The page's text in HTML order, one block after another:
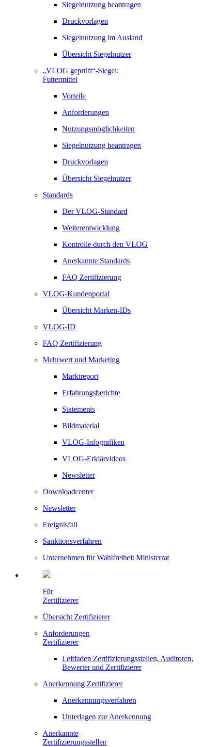
Siegelnutzung beantragen
Druckvorlagen
Siegelnutzung im Ausland
Übersicht Siegelnutzer
„VLOG geprüft“-Siegel:
Futtermittel
Vorteile
Anforderungen
Nutzungsmöglichkeiten
Siegelnutzung beantragen
Druckvorlagen
Übersicht Siegelnutzer
Standards
Der VLOG-Standard
Weiterentwicklung
Kontrolle durch den VLOG
Anerkannte Standards
FAQ Zertifizierung
VLOG-Kundenportal
Übersicht Marken-IDs
VLOG-ID
FAQ Zertifizierung
Mehrwert und Marketing
Marktreport
Erfahrungsberichte
Statements
Bildmaterial
VLOG-Infografiken
VLOG-Erklärvideos
Newsletter
Downloadcenter
Newsletter
Ereignisfall
Sanktionsverfahren
Unternehmen für Wahlfreiheit Ministerrat
Für
Zertifizierer
Übersicht Zertifizierer
Anforderungen
Zertifizierer
Leitfaden Zertifizierungsstellen, Auditoren,
Bewerter und Zertifizierer
Anerkennung Zertifizierer
Anerkennungsverfahren
Unterlagen zur Anerkennung
Anerkannte
Zertifizierungsstellen